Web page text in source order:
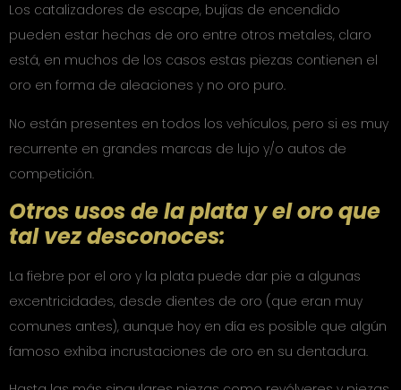
Los catalizadores de escape, bujías de encendido
pueden estar hechas de oro entre otros metales, claro
está, en muchos de los casos estas piezas contienen el
oro en forma de aleaciones y no oro puro.
No están presentes en todos los vehículos, pero si es muy
recurrente en grandes marcas de lujo y/o autos de
competición.
Otros usos de la plata y el oro que
tal vez desconoces:
La fiebre por el oro y la plata puede dar pie a algunas
excentricidades, desde dientes de oro (que eran muy
comunes antes), aunque hoy en día es posible que algún
famoso exhiba incrustaciones de oro en su dentadura.